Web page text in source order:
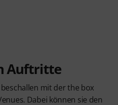
Auftritte
mit der the box